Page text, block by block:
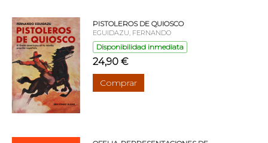
PISTOLEROS DE QUIOSCO
EGUIDAZU, FERNANDO
Disponibilidad inmediata
24,90 €
Comprar